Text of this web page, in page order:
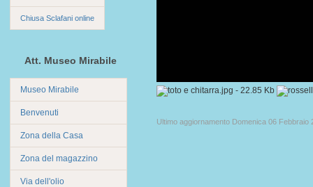
Chiusa Sclafani online
Att. Museo Mirabile
Museo Mirabile
Benvenuti
Zona della Casa
Zona del magazzino
Via dell'olio
Ultimo aggiornamento Domenica 06 Febbraio